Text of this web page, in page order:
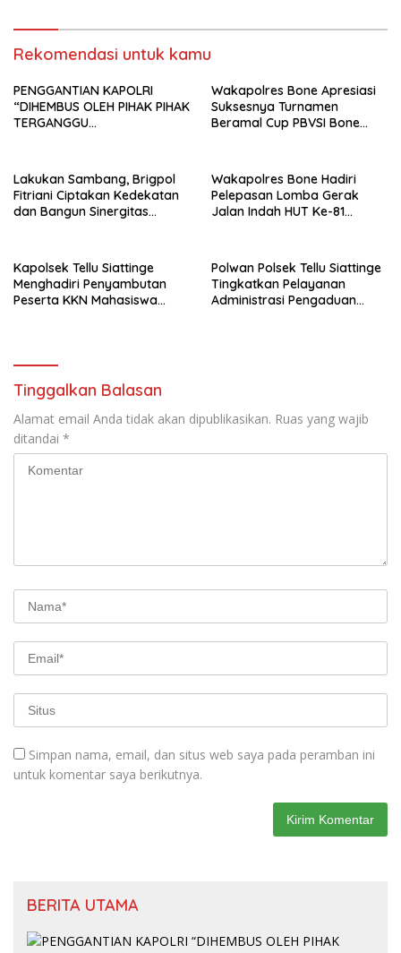
Rekomendasi untuk kamu
PENGGANTIAN KAPOLRI
“DIHEMBUS OLEH PIHAK PIHAK
TERGANGGU
Wakapolres Bone Apresiasi
Suksesnya Turnamen
Beramal Cup PBVSI Bone
Lakukan Sambang, Brigpol
Fitriani Ciptakan Kedekatan
dan Bangun Sinergitas
Wakapolres Bone Hadiri
Pelepasan Lomba Gerak
Jalan Indah HUT Ke-81
Kapolsek Tellu Siattinge
Menghadiri Penyambutan
Peserta KKN Mahasiswa
Polwan Polsek Tellu Siattinge
Tingkatkan Pelayanan
Administrasi Pengaduan
Tinggalkan Balasan
Alamat email Anda tidak akan dipublikasikan. Ruas yang wajib
ditandai *
Simpan nama, email, dan situs web saya pada peramban ini
untuk komentar saya berikutnya.
BERITA UTAMA